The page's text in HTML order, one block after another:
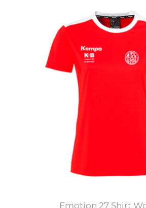
Emotion 27 Shirt